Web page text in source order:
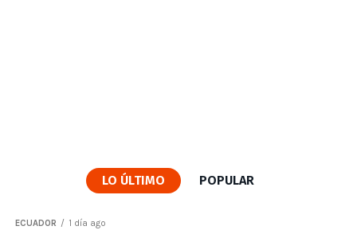
LO ÚLTIMO POPULAR
ECUADOR 1 día ago